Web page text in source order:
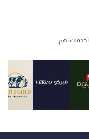
لهم